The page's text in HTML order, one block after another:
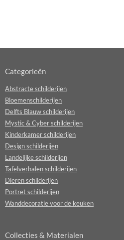
Categorieën
Abstracte schilderijen
Bloemenschilderijen
Delfts Blauw schilderijen
Mystic & Cyber schilderijen
Kinderkamer schilderijen
Design schilderijen
Landelijke schilderijen
Tafelverhalen schilderijen
Dieren schilderijen
Portret schilderijen
Wanddecoratie voor de keuken
Collecties & Materialen